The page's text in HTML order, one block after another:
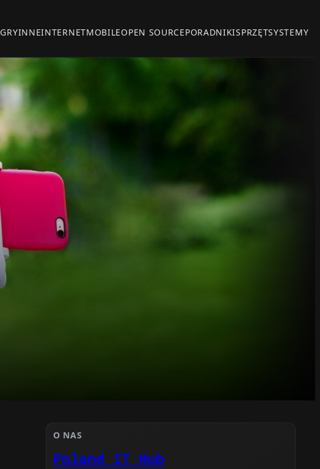
GRYINNEINTERNETMOBILEOPEN SOURCEPORADNIKISPRZĘTSYSTEMY
O NAS
Poland IT Hub